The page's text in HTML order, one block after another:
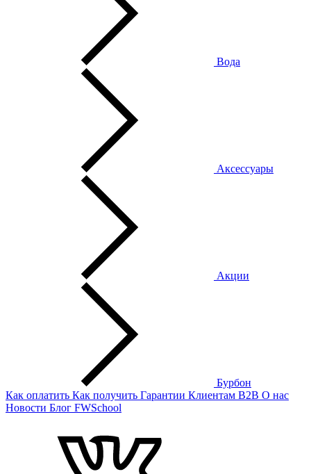
Вода
Аксессуары
Акции
Бурбон
Как оплатить Как получить Гарантии Клиентам B2B О нас
Новости Блог FWSchool